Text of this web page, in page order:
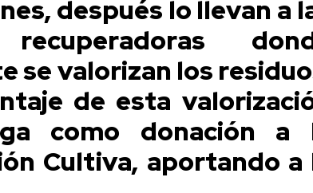
después lo llevan a
se valorizan los
de esta
como donación a
Cultiva, aportando a